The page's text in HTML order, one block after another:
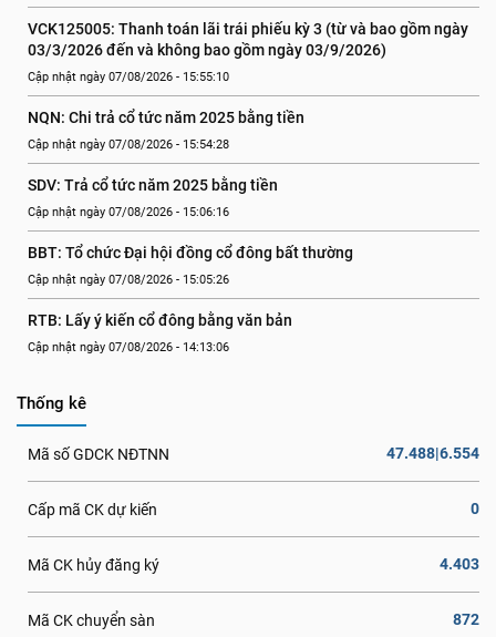
VCK125005: Thanh toán lãi trái phiếu kỳ 3 (từ và bao gồm ngày
03/3/2026 đến và không bao gồm ngày 03/9/2026)
Cập nhật ngày 07/08/2026 - 15:55:10
NQN: Chi trả cổ tức năm 2025 bằng tiền
Cập nhật ngày 07/08/2026 - 15:54:28
SDV: Trả cổ tức năm 2025 bằng tiền
Cập nhật ngày 07/08/2026 - 15:06:16
BBT: Tổ chức Đại hội đồng cổ đông bất thường
Cập nhật ngày 07/08/2026 - 15:05:26
RTB: Lấy ý kiến cổ đông bằng văn bản
Cập nhật ngày 07/08/2026 - 14:13:06
Thống kê
Mã số GDCK NĐTNN 47.488|6.554
Cấp mã CK dự kiến 0
Mã CK hủy đăng ký 4.403
Mã CK chuyển sàn 872